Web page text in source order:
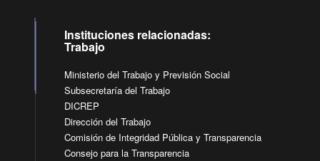
Instituciones relacionadas:
Trabajo
Ministerio del Trabajo y Previsión Social
Subsecretaría del Trabajo
DICREP
Dirección del Trabajo
Comisión de Integridad Pública y Transparencia
Consejo para la Transparencia